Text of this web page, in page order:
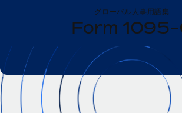
グローバル雇用
グローバル給与処理
コンプライアンス対応の給与処理を手軽に
Employer of Record（EOR）
各国の制度に対応
国別ガイド
/国別のグローバル雇用支援を検索する
リソース
ツールと計算ツール
グローバル人事用語集
Form 1095-